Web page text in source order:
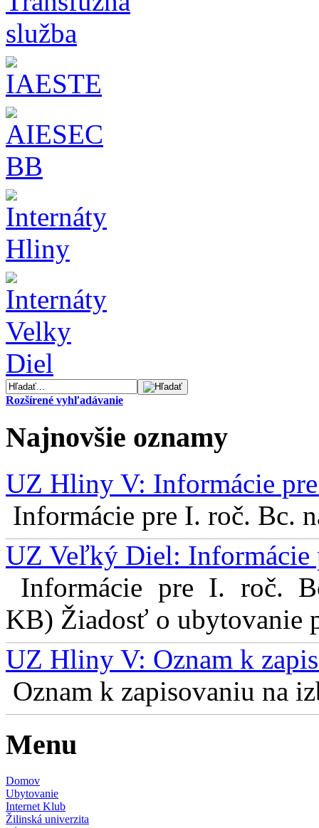
Rozšírené vyhľadávanie
Najnovšie oznamy
UZ Hliny V: Informácie
Informácie pre I. roč. Bc.
UZ Veľký Diel: Informácie
Informácie pre I. roč.
KB) Žiadosť o ubytovanie
UZ Hliny V: Oznam k
Oznam k zapisovaniu na
Menu
Domov
Ubytovanie
Internet Klub
Žilinská univerzita